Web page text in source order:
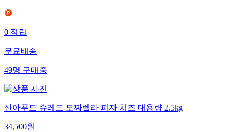
0 적립
무료배송
49명 구매중
산아푸드 슈레드 모짜렐라 피자 치즈 대용량 2.5kg
34,500원